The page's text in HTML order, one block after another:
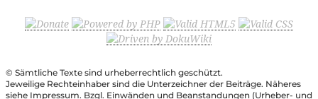
© Sämtliche Texte sind urheberrechtlich geschützt.
Jeweilige Rechteinhaber sind die Unterzeichner der Beiträge. Näheres
siehe Impressum. Bzgl. Einwänden und Beanstandungen (Urheber- und